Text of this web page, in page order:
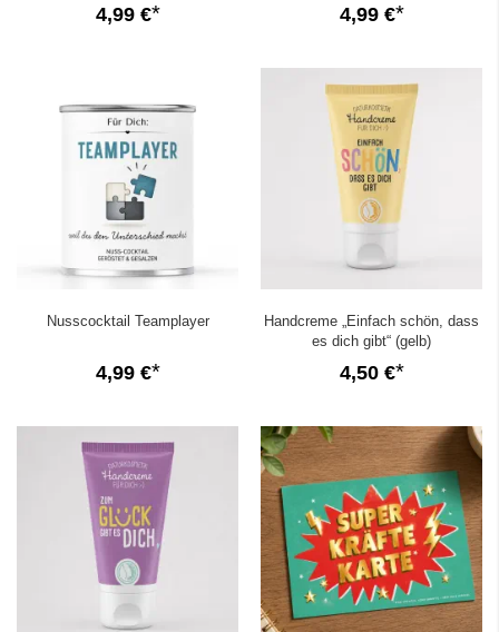
4,99 € 4,99 €
Nusscocktail Teamplayer
4,99 €
Handcreme „Einfach schön, dass
es dich gibt“ (gelb)
4,50 €